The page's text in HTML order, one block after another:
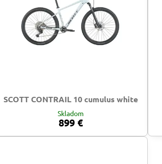
SCOTT CONTRAIL 10 cumulus white
Skladom
899 €